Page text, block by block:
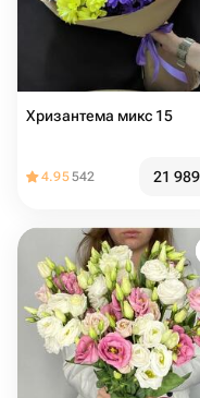
Хризантема микс 15
4.95542 21 989